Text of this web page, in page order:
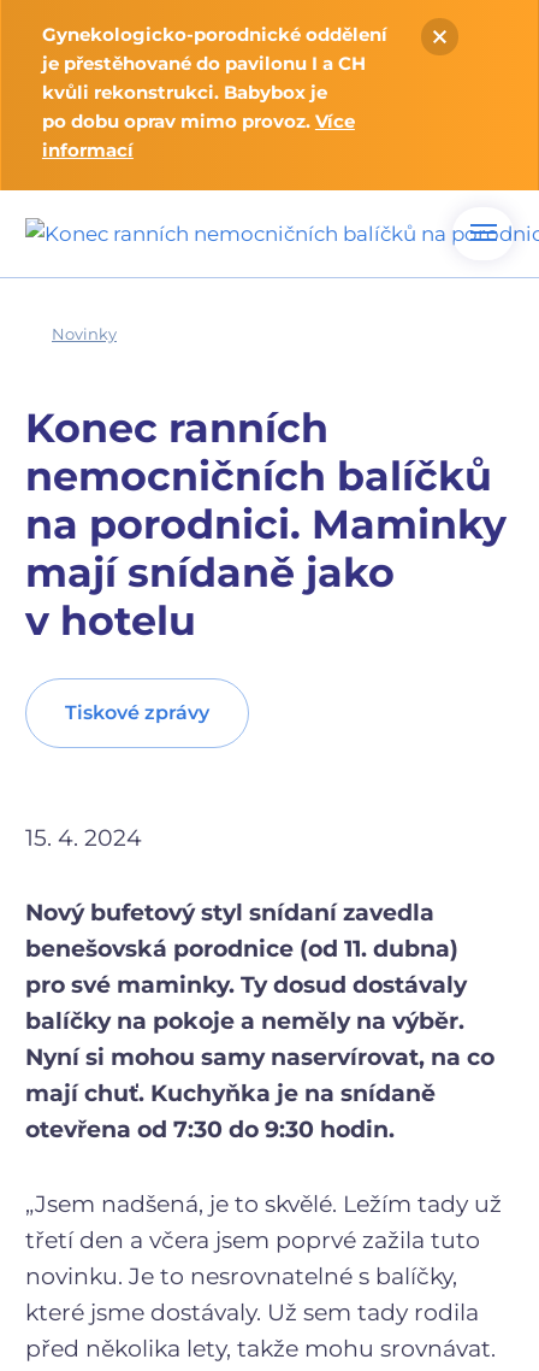
Gynekologicko-porodnické oddělení
je přestěhované do pavilonu I a CH
kvůli rekonstrukci. Babybox je
po dobu oprav mimo provoz. Více
informací
Novinky
Konec ranních
nemocničních balíčků
na porodnici. Maminky
mají snídaně jako
v hotelu
Tiskové zprávy
15. 4. 2024
Nový bufetový styl snídaní zavedla
benešovská porodnice (od 11. dubna)
pro své maminky. Ty dosud dostávaly
balíčky na pokoje a neměly na výběr.
Nyní si mohou samy naservírovat, na co
mají chuť. Kuchyňka je na snídaně
otevřena od 7:30 do 9:30 hodin.
„Jsem nadšená, je to skvělé. Ležím tady už
třetí den a včera jsem poprvé zažila tuto
novinku. Je to nesrovnatelné s balíčky,
které jsme dostávaly. Už sem tady rodila
před několika lety, takže mohu srovnávat.